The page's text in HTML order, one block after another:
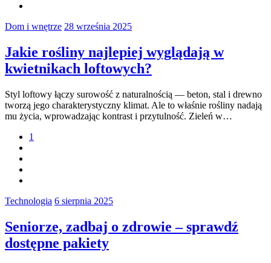
Dom i wnętrze 28 września 2025
Jakie rośliny najlepiej wyglądają w
kwietnikach loftowych?
Styl loftowy łączy surowość z naturalnością — beton, stal i drewno
tworzą jego charakterystyczny klimat. Ale to właśnie rośliny nadają
mu życia, wprowadzając kontrast i przytulność. Zieleń w…
1
Technologia 6 sierpnia 2025
Seniorze, zadbaj o zdrowie – sprawdź
dostępne pakiety